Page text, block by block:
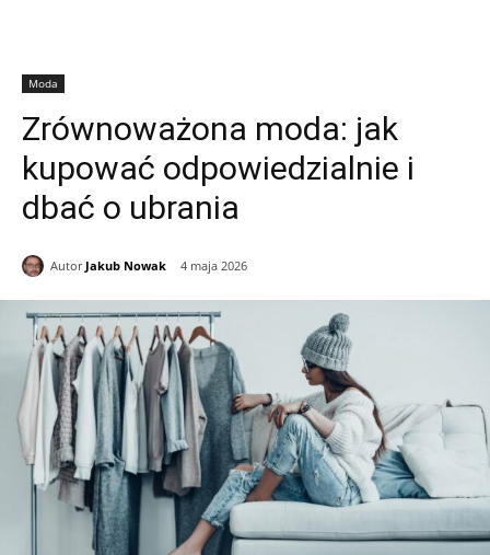
Moda
Zrównoważona moda: jak
kupować odpowiedzialnie i
dbać o ubrania
Autor Jakub Nowak 4 maja 2026